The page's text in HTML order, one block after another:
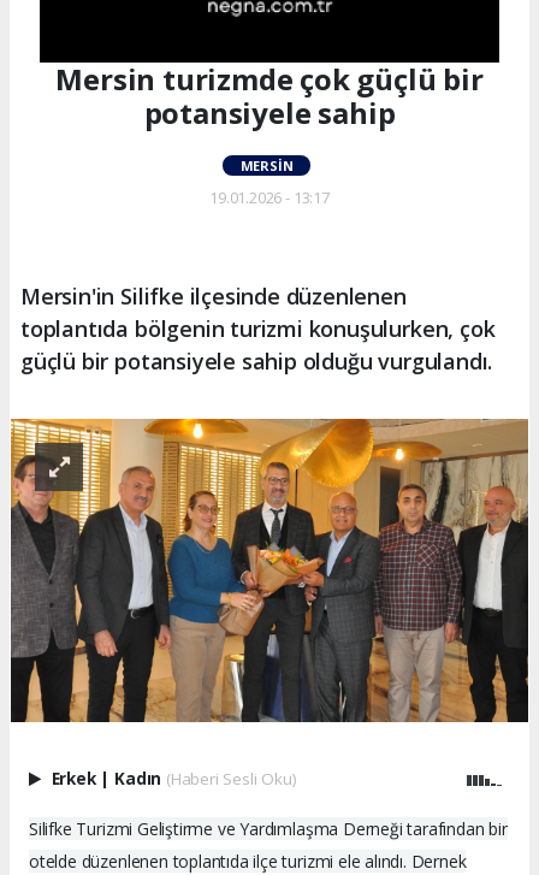
Mersin turizmde çok güçlü bir
potansiyele sahip
MERSIN
19.01.2026 - 13:17
Mersin'in Silifke ilçesinde düzenlenen
toplantıda bölgenin turizmi konuşulurken, çok
güçlü bir potansiyele sahip olduğu vurgulandı.
Erkek Kadın (Haberi Sesli Oku)
Silifke Turizmi Geliştirme ve Yardımlaşma Derneği tarafından bir
otelde düzenlenen toplantıda ilçe turizmi ele alındı. Dernek